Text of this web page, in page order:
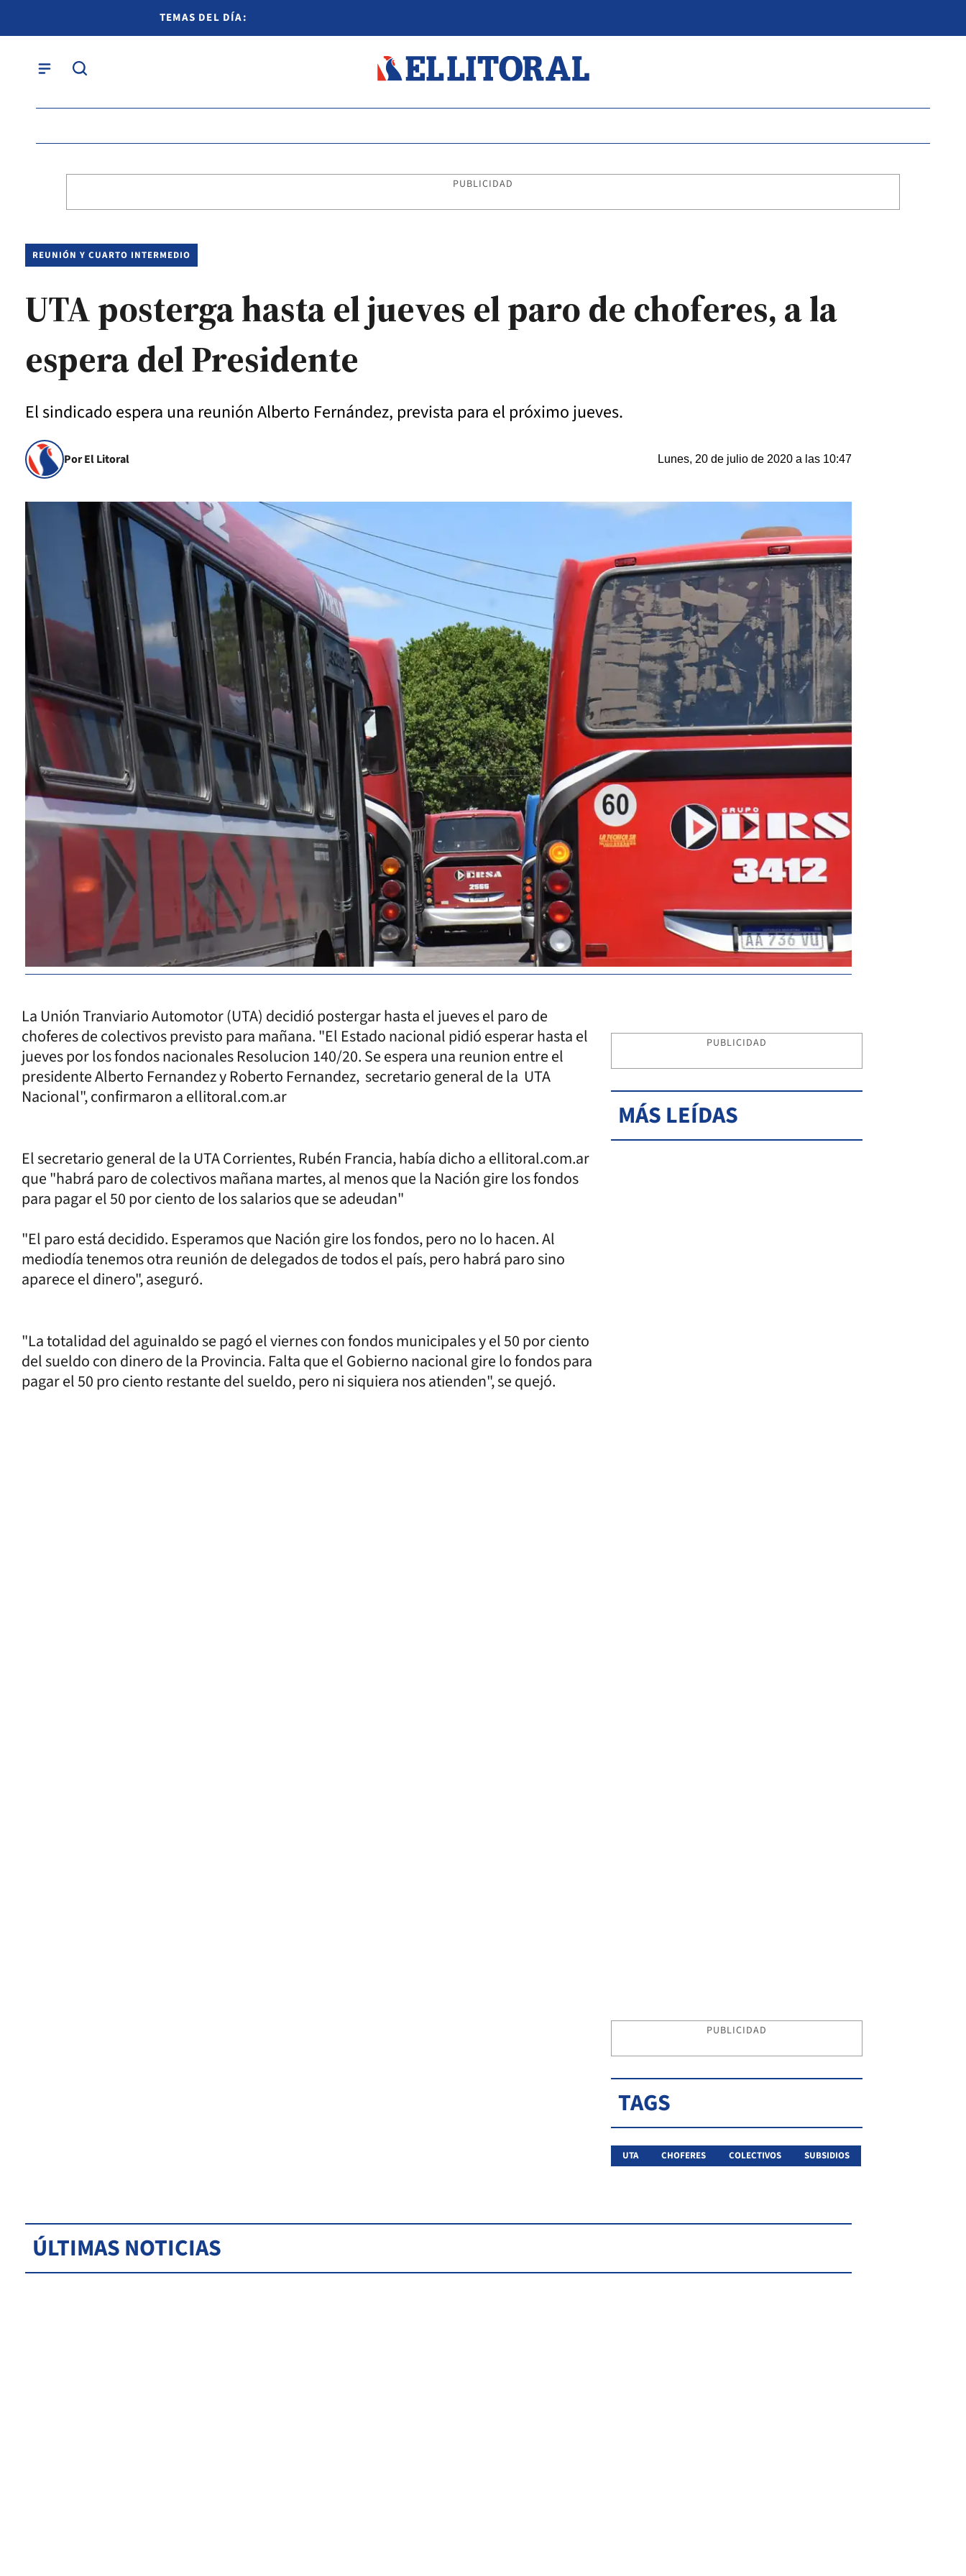
TEMAS DEL DÍA:
PUBLICIDAD
REUNIÓN Y CUARTO INTERMEDIO
UTA posterga hasta el jueves el paro de choferes, a la
espera del Presidente
El sindicado espera una reunión Alberto Fernández, prevista para el próximo jueves.
Por El Litoral Lunes, 20 de julio de 2020 a las 10:47
La Unión Tranviario Automotor (UTA) decidió postergar hasta el jueves el paro de
choferes de colectivos previsto para mañana. "El Estado nacional pidió esperar hasta el
jueves por los fondos nacionales Resolucion 140/20. Se espera una reunion entre el
presidente Alberto Fernandez y Roberto Fernandez, secretario general de la UTA
Nacional", confirmaron a ellitoral.com.ar
El secretario general de la UTA Corrientes, Rubén Francia, había dicho a ellitoral.com.ar
que "habrá paro de colectivos mañana martes, al menos que la Nación gire los fondos
para pagar el 50 por ciento de los salarios que se adeudan"
"El paro está decidido. Esperamos que Nación gire los fondos, pero no lo hacen. Al
mediodía tenemos otra reunión de delegados de todos el país, pero habrá paro sino
aparece el dinero", aseguró.
"La totalidad del aguinaldo se pagó el viernes con fondos municipales y el 50 por ciento
del sueldo con dinero de la Provincia. Falta que el Gobierno nacional gire lo fondos para
pagar el 50 pro ciento restante del sueldo, pero ni siquiera nos atienden", se quejó.
PUBLICIDAD
MÁS LEÍDAS
PUBLICIDAD
TAGS
UTA CHOFERES COLECTIVOS SUBSIDIOS
ÚLTIMAS NOTICIAS